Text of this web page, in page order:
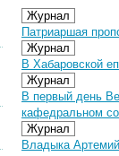
Журнал
Патриаршая
Журнал
В Хабаровской
Журнал
В первый день
кафедральном
Журнал
Владыка